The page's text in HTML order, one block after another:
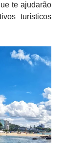
te ajudarão
turísticos